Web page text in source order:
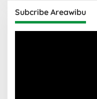
Subcribe Areawibu